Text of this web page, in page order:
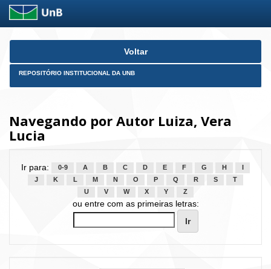
Skip
Voltar
REPOSITÓRIO INSTITUCIONAL DA UNB
Navegando por Autor Luiza, Vera
Lucia
Ir para: 0-9 A B C D E F G H
J
K L M N O P Q R S
T
U
V W X Y Z
ou entre com as primeiras letras: